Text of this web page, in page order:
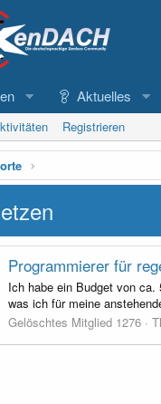
Aktuelles
Registrieren
Programmierer für
Ich habe ein Budget von
was ich für meine
Gelöschtes Mitglied 1276